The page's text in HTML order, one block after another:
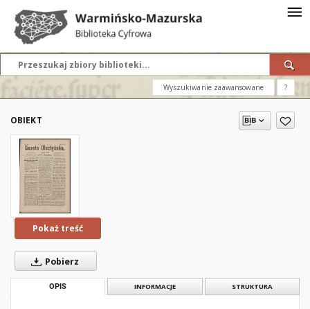
Wyszukiwanie zaawansowane ?
OBIEKT
Pokaż treść
Pobierz
OPIS INFORMACJE STRUKTURA